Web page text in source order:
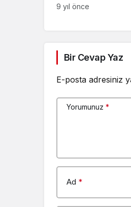
9 yıl önce
Bir Cevap Yaz
E-posta adresiniz
Yorumunuz *
Ad *